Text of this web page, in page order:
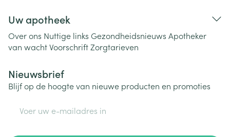
Uw apotheek
Over ons Nuttige links Gezondheidsnieuws Apotheker
van wachtVoorschriftZorgtarieven
Nieuwsbrief
Blijf op de hoogte van nieuwe producten en promoties